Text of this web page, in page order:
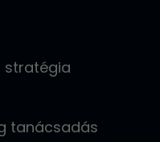
stratégia
tanácsadás